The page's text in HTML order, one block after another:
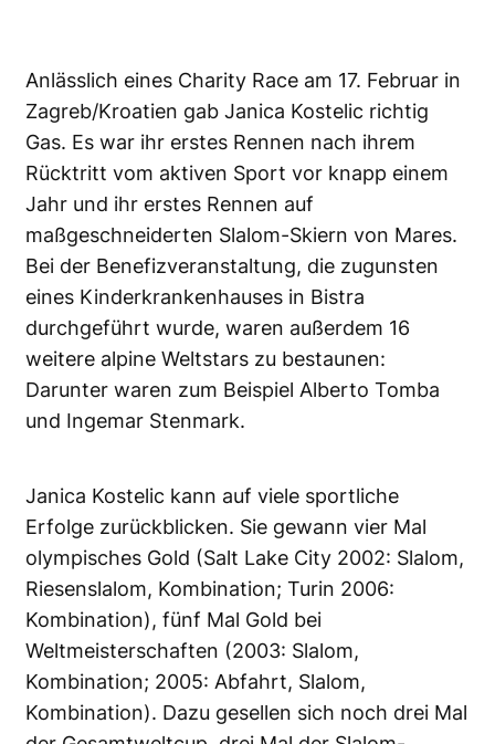
Anlässlich eines Charity Race am 17. Februar in
Zagreb/Kroatien gab Janica Kostelic richtig
Gas. Es war ihr erstes Rennen nach ihrem
Rücktritt vom aktiven Sport vor knapp einem
Jahr und ihr erstes Rennen auf
maßgeschneiderten Slalom-Skiern von Mares.
Bei der Benefizveranstaltung, die zugunsten
eines Kinderkrankenhauses in Bistra
durchgeführt wurde, waren außerdem 16
weitere alpine Weltstars zu bestaunen:
Darunter waren zum Beispiel Alberto Tomba
und Ingemar Stenmark.
Janica Kostelic kann auf viele sportliche
Erfolge zurückblicken. Sie gewann vier Mal
olympisches Gold (Salt Lake City 2002: Slalom,
Riesenslalom, Kombination; Turin 2006:
Kombination), fünf Mal Gold bei
Weltmeisterschaften (2003: Slalom,
Kombination; 2005: Abfahrt, Slalom,
Kombination). Dazu gesellen sich noch drei Mal